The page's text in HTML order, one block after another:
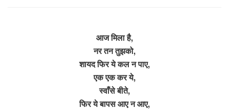
आज मिला है,
नर तन तुझको,
शायद फिर ये कल न पाए,
एक एक कर ये,
स्वाँसे बीते,
फिर ये बापस आए न आए,